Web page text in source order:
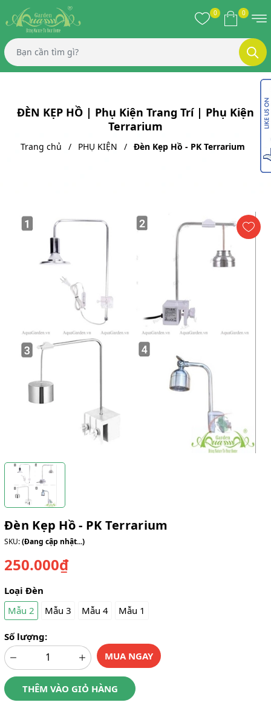
0 0
ĐÈN KẸP HỒ | Phụ Kiện Trang Trí | Phụ Kiện
Terrarium
Trang chủ PHỤ KIỆN Đèn Kẹp Hồ - PK Terrarium
Đèn Kẹp Hồ - PK Terrarium
SKU:(Đang cập nhật...)
250.000₫
Loại Đèn
Mẫu 2
Mẫu 3 Mẫu 4 Mẫu 1
Số lượng:
MUA NGAY
THÊM VÀO GIỎ HÀNG